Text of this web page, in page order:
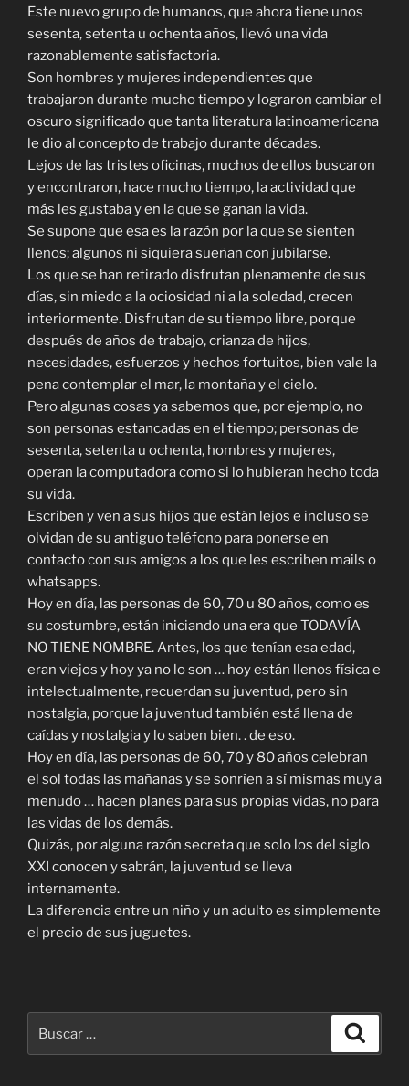
Este nuevo grupo de humanos, que ahora tiene unos
sesenta, setenta u ochenta años, llevó una vida
razonablemente satisfactoria.
Son hombres y mujeres independientes que
trabajaron durante mucho tiempo y lograron cambiar el
oscuro significado que tanta literatura latinoamericana
le dio al concepto de trabajo durante décadas.
Lejos de las tristes oficinas, muchos de ellos buscaron
y encontraron, hace mucho tiempo, la actividad que
más les gustaba y en la que se ganan la vida.
Se supone que esa es la razón por la que se sienten
llenos; algunos ni siquiera sueñan con jubilarse.
Los que se han retirado disfrutan plenamente de sus
días, sin miedo a la ociosidad ni a la soledad, crecen
interiormente. Disfrutan de su tiempo libre, porque
después de años de trabajo, crianza de hijos,
necesidades, esfuerzos y hechos fortuitos, bien vale la
pena contemplar el mar, la montaña y el cielo.
Pero algunas cosas ya sabemos que, por ejemplo, no
son personas estancadas en el tiempo; personas de
sesenta, setenta u ochenta, hombres y mujeres,
operan la computadora como si lo hubieran hecho toda
su vida.
Escriben y ven a sus hijos que están lejos e incluso se
olvidan de su antiguo teléfono para ponerse en
contacto con sus amigos a los que les escriben mails o
whatsapps.
Hoy en día, las personas de 60, 70 u 80 años, como es
su costumbre, están iniciando una era que TODAVÍA
NO TIENE NOMBRE. Antes, los que tenían esa edad,
eran viejos y hoy ya no lo son … hoy están llenos física e
intelectualmente, recuerdan su juventud, pero sin
nostalgia, porque la juventud también está llena de
caídas y nostalgia y lo saben bien. . de eso.
Hoy en día, las personas de 60, 70 y 80 años celebran
el sol todas las mañanas y se sonríen a sí mismas muy a
menudo … hacen planes para sus propias vidas, no para
las vidas de los demás.
Quizás, por alguna razón secreta que solo los del siglo
XXI conocen y sabrán, la juventud se lleva
internamente.
La diferencia entre un niño y un adulto es simplemente
el precio de sus juguetes.
por: